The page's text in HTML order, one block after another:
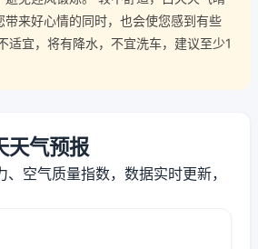
带来好心情的同时，也会使您感到有些
适宜，将有降水，不宜洗车，建议至少1
天气预报
空气质量指数，数据实时更新，